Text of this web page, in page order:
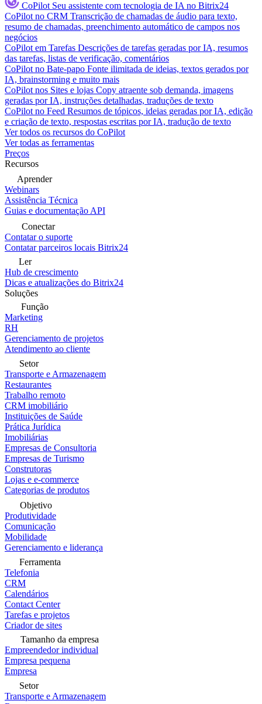
CoPilot Seu assistente com tecnologia de IA no Bitrix24
CoPilot no CRM Transcrição de chamadas de áudio para texto,
resumo de chamadas, preenchimento automático de campos nos
negócios
CoPilot em Tarefas Descrições de tarefas geradas por IA, resumos
das tarefas, listas de verificação, comentários
CoPilot no Bate-papo Fonte ilimitada de ideias, textos gerados por
IA, brainstorming e muito mais
CoPilot nos Sites e lojas Copy atraente sob demanda, imagens
geradas por IA, instruções detalhadas, traduções de texto
CoPilot no Feed Resumos de tópicos, ideias geradas por IA, edição
e criação de texto, respostas escritas por IA, tradução de texto
Ver todos os recursos do CoPilot
Ver todas as ferramentas
Preços
Recursos
Aprender
Webinars
Assistência Técnica
Guias e documentação API
Conectar
Contatar o suporte
Contatar parceiros locais Bitrix24
Ler
Hub de crescimento
Dicas e atualizações do Bitrix24
Soluções
Função
Marketing
RH
Gerenciamento de projetos
Atendimento ao cliente
Setor
Transporte e Armazenagem
Restaurantes
Trabalho remoto
CRM imobiliário
Instituições de Saúde
Prática Jurídica
Imobiliárias
Empresas de Consultoria
Empresas de Turismo
Construtoras
Lojas e e-commerce
Categorias de produtos
Objetivo
Produtividade
Comunicação
Mobilidade
Gerenciamento e liderança
Ferramenta
Telefonia
CRM
Calendários
Contact Center
Tarefas e projetos
Criador de sites
Tamanho da empresa
Empreendedor individual
Empresa pequena
Empresa
Setor
Transporte e Armazenagem